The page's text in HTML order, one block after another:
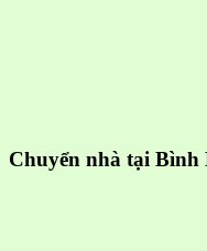
Chuyển nhà tại Bình